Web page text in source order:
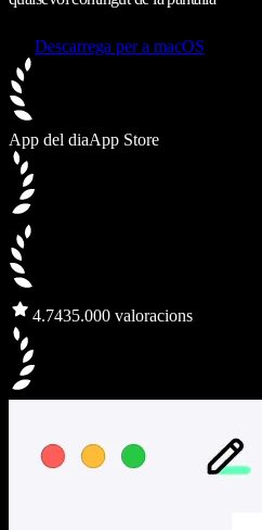
Descarrega per a macOS
App del diaApp Store
4.7435.000 valoracions